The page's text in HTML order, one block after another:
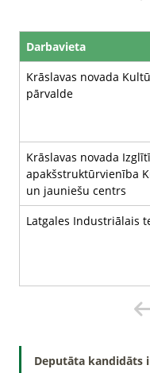
Darbavieta
Krāslavas novada
pārvalde
Krāslavas novada
apakšstruktūrvienība
un jauniešu centrs
Latgales Industriālais
Deputāta kandidāts